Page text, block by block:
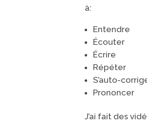
à:
Entendre
Écouter
Écrire
Répéter
S’auto-
Prononcer
J’ai fait des